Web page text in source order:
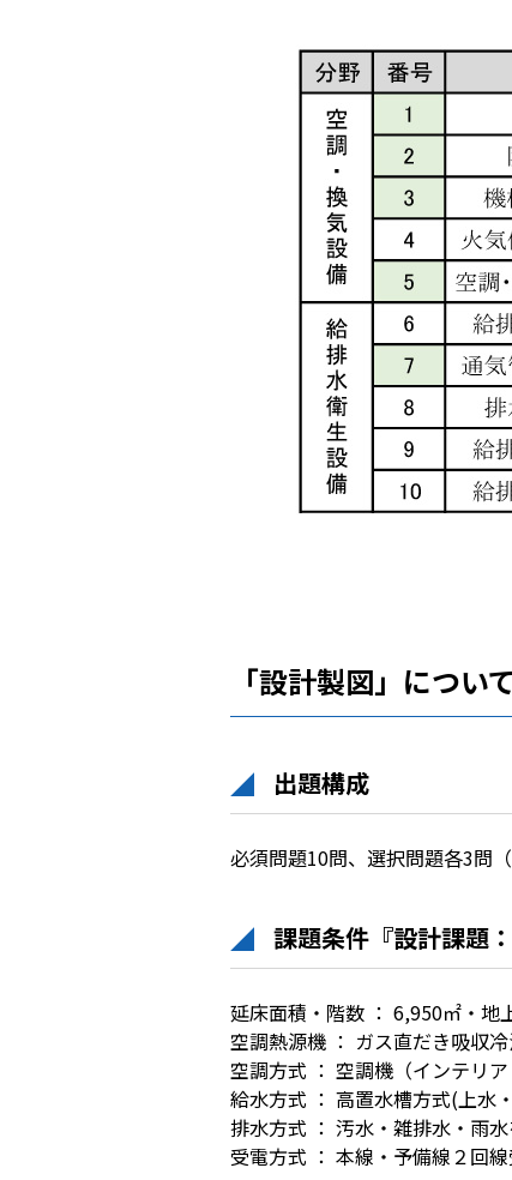
「設計製図」について
出題構成
必須問題10問、選択問題各3問
課題条件『設計課題
延床面積・階数 ： 6,950㎡・地
空調熱源機 ： ガス直だき吸収
空調方式 ： 空調機（インテリ
給水方式 ： 高置水槽方式(上水
排水方式 ： 汚水・雑排水・雨
受電方式 ： 本線・予備線２回